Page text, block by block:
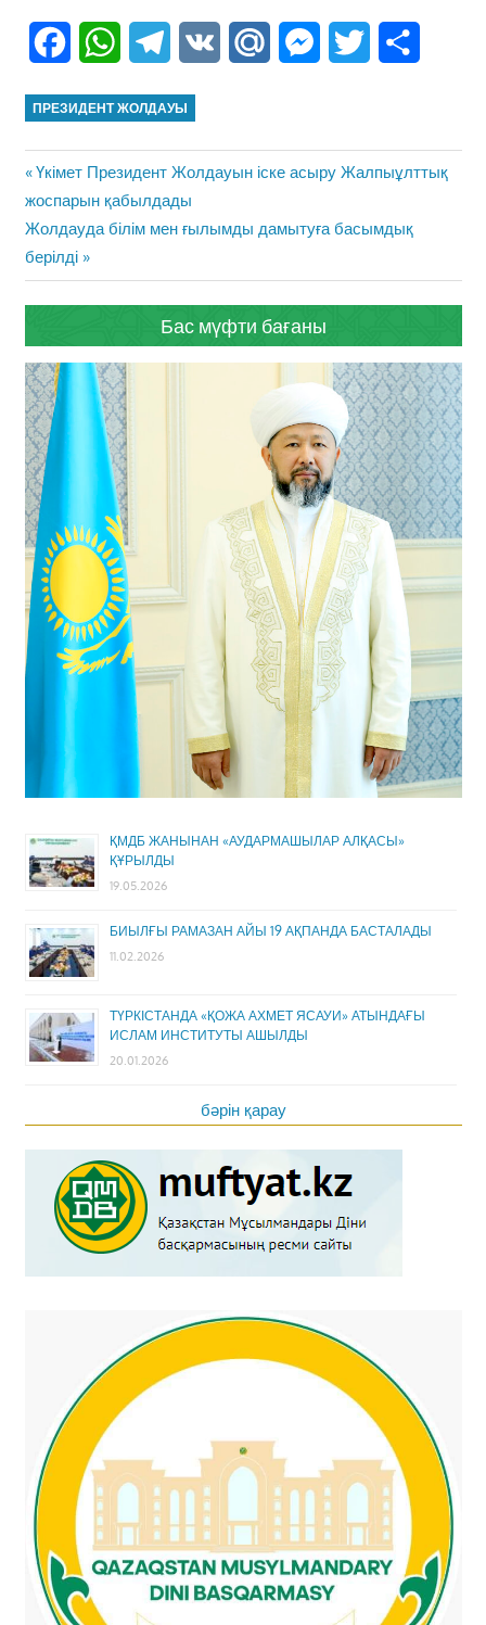
FacebookWhatsAppTelegram
VK Mail.Ru Messenger
Twitter
ПРЕЗИДЕНТ ЖОЛДАУЫ
Жазба
навигациясы
Previous
Post:
Үкімет Президент Жолдауын іске асыру Жалпыұлттық
жоспарын қабылдады
Next
Post:
Жолдауда білім мен ғылымды дамытуға басымдық
берілді
Бас мүфти бағаны
ҚМДБ ЖАНЫНАН «АУДАРМАШЫЛАР АЛҚАСЫ»
ҚҰРЫЛДЫ
19.05.2026
БИЫЛҒЫ РАМАЗАН АЙЫ 19 АҚПАНДА БАСТАЛАДЫ
11.02.2026
ТҮРКІСТАНДА «ҚОЖА АХМЕТ ЯСАУИ» АТЫНДАҒЫ
ИСЛАМ ИНСТИТУТЫ АШЫЛДЫ
20.01.2026
бәрін қарау